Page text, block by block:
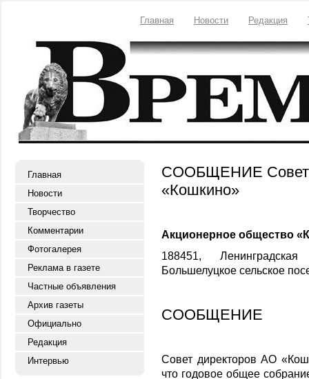
Главная Новости Редакция
Главная
Новости
Творчество
Комментарии
Фотогалерея
Реклама в газете
Частные объявления
Архив газеты
Официально
Редакция
Интервью
СООБЩЕНИЕ
«Кошкино»
Акционерное общество
188451,
Большелуцкое сельское
СООБЩЕНИЕ
Совет директоров АО
что годовое общее